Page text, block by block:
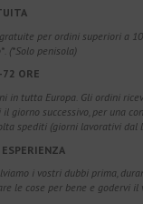
per ordini superiori a
(*Solo penisola)
ORE
in tutta Europa. Gli ordini
giorno successivo, per una
spediti (giorni lavorativi dal
i vostri dubbi prima,
le cose per bene e godervi il